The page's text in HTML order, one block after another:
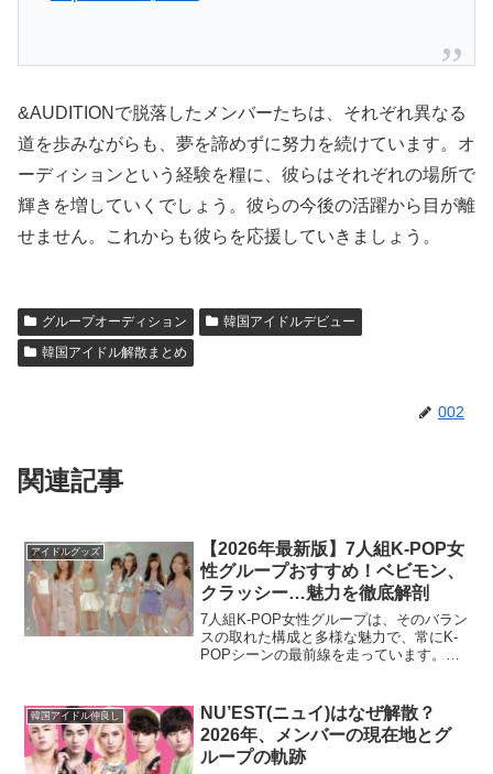
&AUDITIONで脱落したメンバーたちは、それぞれ異なる
道を歩みながらも、夢を諦めずに努力を続けています。オ
ーディションという経験を糧に、彼らはそれぞれの場所で
輝きを増していくでしょう。彼らの今後の活躍から目が離
せません。これからも彼らを応援していきましょう。
グループオーディション
韓国アイドルデビュー
韓国アイドル解散まとめ
002
関連記事
アイドルグッズ
【2026年最新版】7人組K-POP女
性グループおすすめ！ベビモン、
クラッシー…魅力を徹底解剖
7人組K-POP女性グループは、そのバラン
スの取れた構成と多様な魅力で、常にK-
POPシーンの最前線を走っています。こ
それぞれのグループの魅力や最新情報を
徹...
韓国アイドル仲良し
NU’EST(ニュイ)はなぜ解散？
2026年、メンバーの現在地とグ
ループの軌跡